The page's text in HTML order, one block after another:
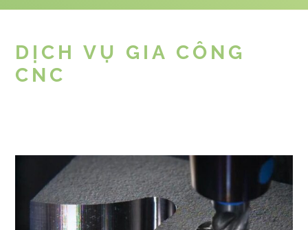
DỊCH VỤ GIA CÔNG
CNC